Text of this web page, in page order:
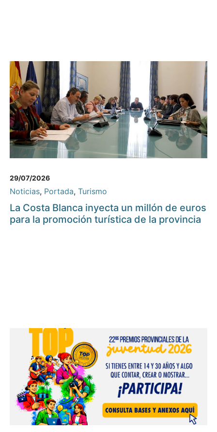
29/07/2026
Noticias, Portada, Turismo
La Costa Blanca inyecta un millón de euros
para la promoción turística de la provincia